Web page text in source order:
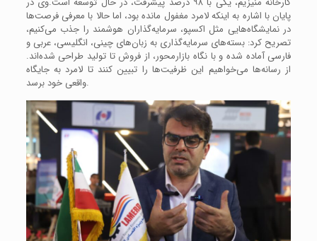
پایان با اشاره به اینکه لامرد مغفول مانده بود، اما حالا با معرفی فرصت‌ها
در نمایشگاه‌هایی مثل اکسپو، سرمایه‌گذاران هوشمند را جذب می‌کنیم،
تصریح کرد: بسته‌های سرمایه‌گذاری به زبان‌های چینی، انگلیسی، عربی و
فارسی آماده شده و با نگاه بازارمحور، از فروش تا تولید طراحی شده‌اند.
از رسانه‌ها می‌خواهیم این ظرفیت‌ها را تبیین کنند تا لامرد به جایگاه
واقعی خود برسد.